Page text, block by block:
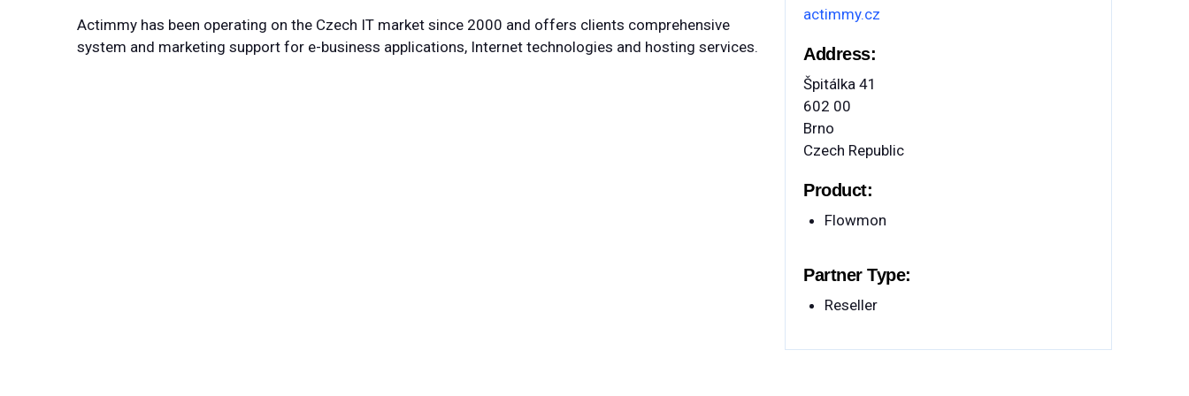
Actimmy has been operating on the Czech IT market since 2000 and offers clients comprehensive
system and marketing support for e-business applications, Internet technologies and hosting services.
actimmy.cz
Address:
Špitálka 41
602 00
Brno
Czech Republic
Product:
Flowmon
Partner Type:
Reseller